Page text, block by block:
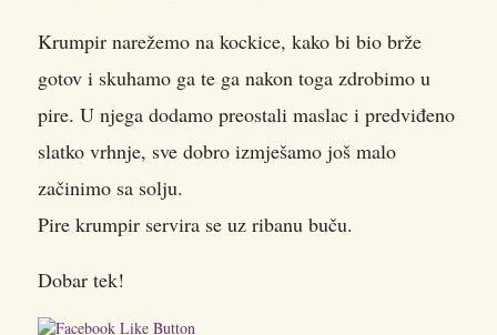
Krumpir narežemo na kockice, kako bi bio brže
gotov i skuhamo ga te ga nakon toga zdrobimo u
pire. U njega dodamo preostali maslac i predviđeno
slatko vrhnje, sve dobro izmješamo još malo
začinimo sa solju.
Pire krumpir servira se uz ribanu buču.
Dobar tek!